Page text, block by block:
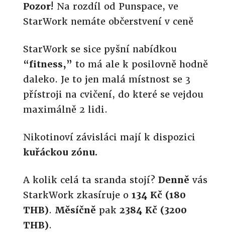
Pozor! Na rozdíl od Punspace, ve
StarWork nemáte občerstvení v ceně
StarWork se sice pyšní nabídkou
“fitness,” to má ale k posilovně hodně
daleko. Je to jen malá místnost se 3
přístroji na cvičení, do které se vejdou
maximálně 2 lidi.
Nikotinoví závisláci mají k dispozici
kuřáckou zónu.
A kolik celá ta sranda stojí? Denně vás
StarkWork zkasíruje o 134 Kč (180
THB). Měsíčně pak 2384 Kč (3200
THB).